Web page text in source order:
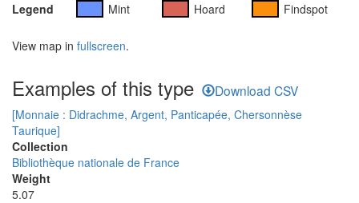
Legend Mint Hoard Findspot
View map in fullscreen.
Examples of this type Download CSV
[Monnaie : Didrachme, Argent, Panticapée, Chersonnèse
Taurique]
Collection
Bibliothèque nationale de France
Weight
5.07